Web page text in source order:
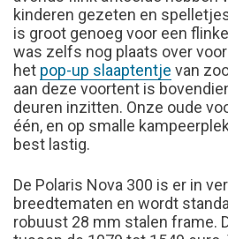
kinderen gezeten en
is groot genoeg voor een
was zelfs nog plaats over
het pop-up slaaptentje van
aan deze voortent is
deuren inzitten. Onze oude
één, en op smalle
best lastig.
De Polaris Nova 300 is er in
breedtematen en wordt
robuust 28 mm stalen frame.